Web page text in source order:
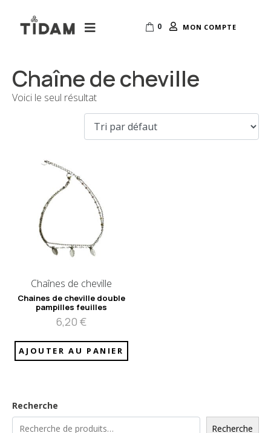
0 MON COMPTE
Chaîne de cheville
Voici le seul résultat
Chaînes de cheville
Chaines de cheville double
pampilles feuilles
6,20€
AJOUTER AU PANIER
Recherche
Recherche